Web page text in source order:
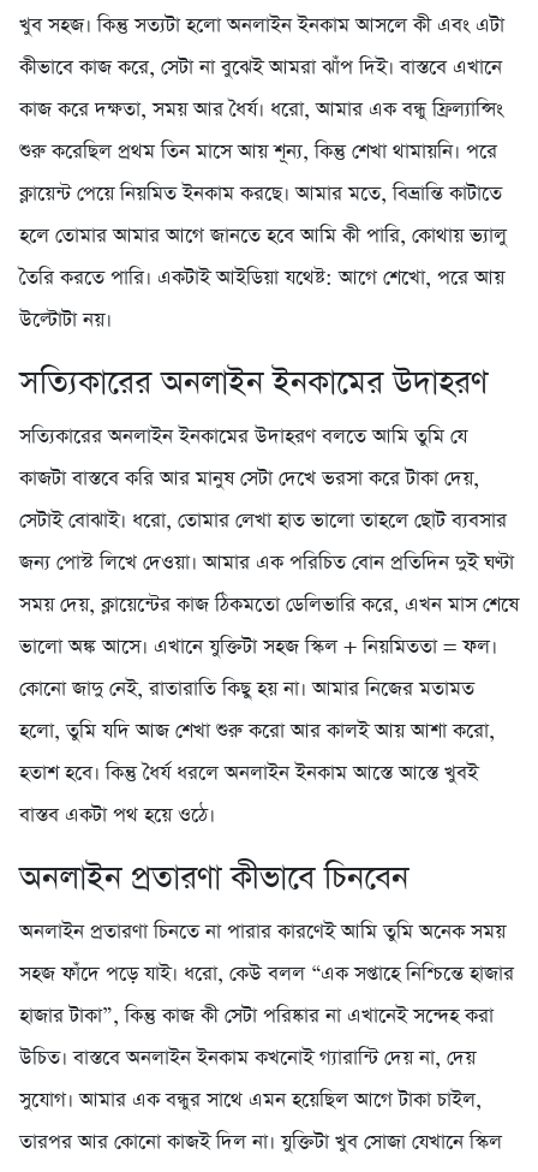
খুব সহজ। কিন্তু সত্যটা হলো অনলাইন ইনকাম আসলে কী এবং এটা
কীভাবে কাজ করে, সেটা না বুঝেই আমরা ঝাঁপ দিই। বাস্তবে এখানে
কাজ করে দক্ষতা, সময় আর ধৈর্য। ধরো, আমার এক বন্ধু ফ্রিল্যান্সিং
শুরু করেছিল প্রথম তিন মাসে আয় শূন্য, কিন্তু শেখা থামায়নি। পরে
ক্লায়েন্ট পেয়ে নিয়মিত ইনকাম করছে। আমার মতে, বিভ্রান্তি কাটাতে
হলে তোমার আমার আগে জানতে হবে আমি কী পারি, কোথায় ভ্যালু
তৈরি করতে পারি। একটাই আইডিয়া যথেষ্ট: আগে শেখো, পরে আয়
উল্টোটা নয়।
সত্যিকারের অনলাইন ইনকামের উদাহরণ
সত্যিকারের অনলাইন ইনকামের উদাহরণ বলতে আমি তুমি যে
কাজটা বাস্তবে করি আর মানুষ সেটা দেখে ভরসা করে টাকা দেয়,
সেটাই বোঝাই। ধরো, তোমার লেখা হাত ভালো তাহলে ছোট ব্যবসার
জন্য পোস্ট লিখে দেওয়া। আমার এক পরিচিত বোন প্রতিদিন দুই ঘণ্টা
সময় দেয়, ক্লায়েন্টের কাজ ঠিকমতো ডেলিভারি করে, এখন মাস শেষে
ভালো অঙ্ক আসে। এখানে যুক্তিটা সহজ স্কিল + নিয়মিততা = ফল।
কোনো জাদু নেই, রাতারাতি কিছু হয় না। আমার নিজের মতামত
হলো, তুমি যদি আজ শেখা শুরু করো আর কালই আয় আশা করো,
হতাশ হবে। কিন্তু ধৈর্য ধরলে অনলাইন ইনকাম আস্তে আস্তে খুবই
বাস্তব একটা পথ হয়ে ওঠে।
অনলাইন প্রতারণা কীভাবে চিনবেন
অনলাইন প্রতারণা চিনতে না পারার কারণেই আমি তুমি অনেক সময়
সহজ ফাঁদে পড়ে যাই। ধরো, কেউ বলল “এক সপ্তাহে নিশ্চিন্তে হাজার
হাজার টাকা”, কিন্তু কাজ কী সেটা পরিষ্কার না এখানেই সন্দেহ করা
উচিত। বাস্তবে অনলাইন ইনকাম কখনোই গ্যারান্টি দেয় না, দেয়
সুযোগ। আমার এক বন্ধুর সাথে এমন হয়েছিল আগে টাকা চাইল,
তারপর আর কোনো কাজই দিল না। যুক্তিটা খুব সোজা যেখানে স্কিল